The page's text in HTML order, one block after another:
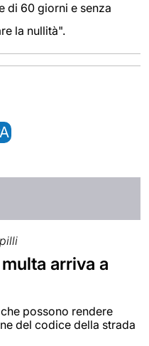
di 60 giorni e senza
la nullità".
arriva a
possono rendere
del codice della strada